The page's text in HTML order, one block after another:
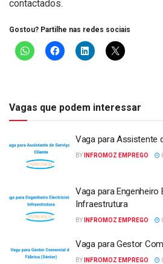
contactados.
Gostou? Partilhe nas redes sociais
Vagas que podem interessar
Vaga para Assistente
BY INFROMOZ EMPREGO
Vaga para Engenheiro
Infraestrutura
BY INFROMOZ EMPREGO
Vaga para Gestor
BY INFROMOZ EMPREGO